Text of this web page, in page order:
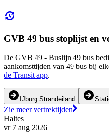
GVB 49 bus stoplijst en
De GVB 49 - Buslijn 49 bus
aankomsttijden van 49 bus bij
de Transit app.
IJburg Strandeiland
Zie meer vertrektijden
Haltes
vr 7 aug 2026